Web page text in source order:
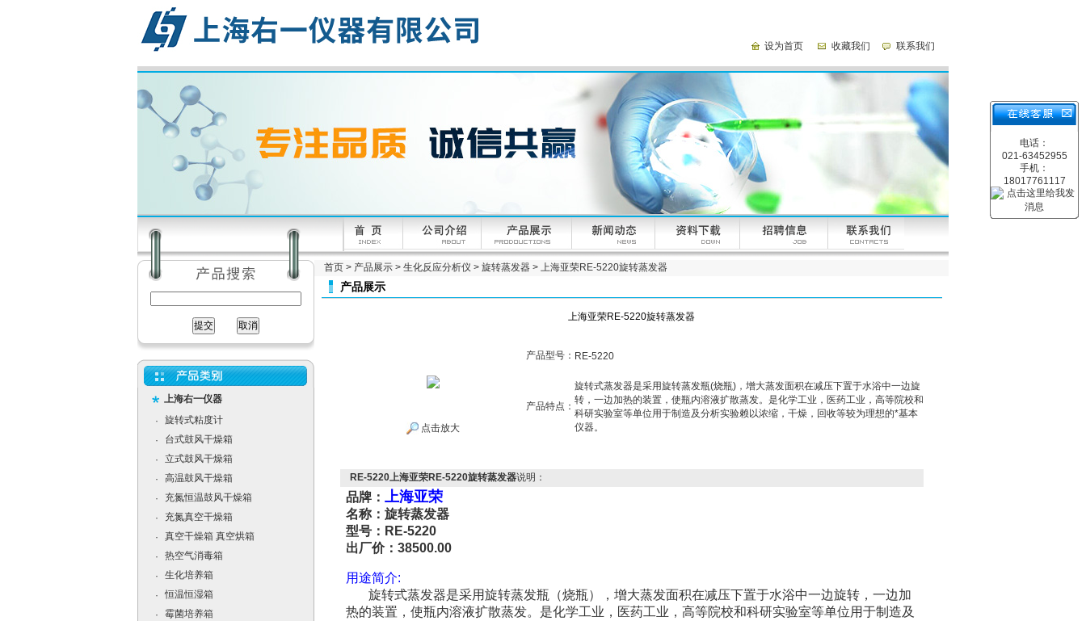
设为首页 收藏我们 联系我们
电话：
021-63452955
手机：
18017761117
上海右一仪器
·
旋转式粘度计
·
台式鼓风干燥箱
·
立式鼓风干燥箱
·
高温鼓风干燥箱
·
充氮恒温鼓风干燥箱
·
充氮真空干燥箱
·
真空干燥箱 真空烘箱
·
热空气消毒箱
·
生化培养箱
·
恒温恒湿箱
·
霉菌培养箱
首页 > 产品展示 > 生化反应分析仪 > 旋转蒸发器 > 上海亚荣RE-5220旋转蒸发器
产品展示
上海亚荣RE-5220旋转蒸发器
点击放大
产品型号： RE-5220
产品特点：
旋转式蒸发器是采用旋转蒸发瓶(烧瓶)，增大蒸发面积在减压下置于水浴中一边旋
转，一边加热的装置，使瓶内溶液扩散蒸发。是化学工业，医药工业，高等院校和
科研实验室等单位用于制造及分析实验赖以浓缩，干燥，回收等较为理想的*基本
仪器。
RE-5220上海亚荣RE-5220旋转蒸发器说明：
品牌： 上海亚荣
名称：旋转蒸发器
型号：RE-5220
出厂价：38500.00
用途简介:
旋转式蒸发器是采用旋转蒸发瓶（烧瓶），增大蒸发面积在减压下置于水浴中一边旋转，一边加
热的装置，使瓶内溶液扩散蒸发。是化学工业，医药工业，高等院校和科研实验室等单位用于制造及